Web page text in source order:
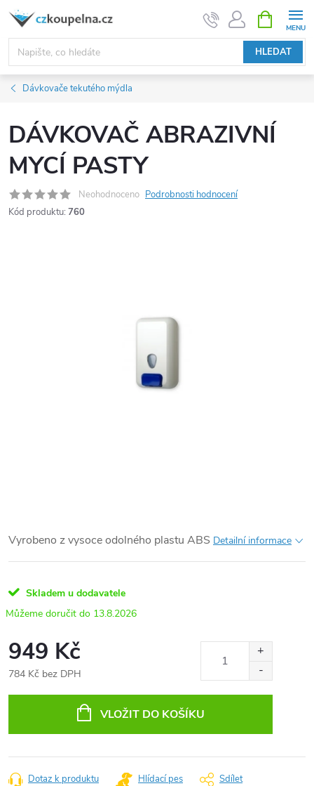
Přejít
obsah
HLEDAT
NÁKUPNÍ
KOŠÍK
Dávkovače tekutého mýdla
DÁVKOVAČ ABRAZIVNÍ
MYCÍ PASTY
Neohodnoceno Podrobnosti hodnocení
Kód produktu: 760
Vyrobeno z vysoce odolného plastu ABS Detailní informace
Skladem u dodavatele
13.8.2026
949 Kč
784 Kč bez DPH
VLOŽIT DO KOŠÍKU
Dotaz k produktu Hlídací pes Sdílet